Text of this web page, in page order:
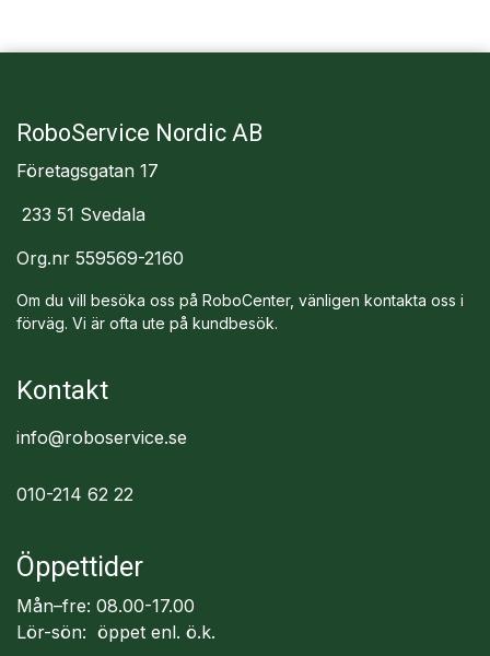
RoboService Nordic AB
Företagsgatan 17
233 51 Svedala
Org.nr 559569-2160
Om du vill besöka oss på RoboCenter, vänligen kontakta oss i
förväg. Vi är ofta ute på kundbesök.
Kontakt
info@roboservice.se
010-214 62 22
Öppettider
Mån–fre: 08.00-17.00
Lör-sön: öppet enl. ö.k.